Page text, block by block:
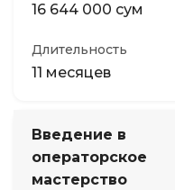
16 644 000 сум
Длительность
11 месяцев
Введение в
операторское
мастерство